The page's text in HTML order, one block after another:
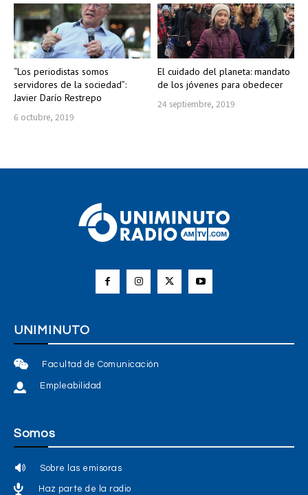
“Los periodistas somos
servidores de la sociedad”:
Javier Darío Restrepo
6 octubre, 2019
El cuidado del planeta: mandato
de los jóvenes para obedecer
24 septiembre, 2019
UNIMINUTO
Facultad de Comunicación
Empleabilidad
Somos
Sobre las emisoras
Haz parte de la radio